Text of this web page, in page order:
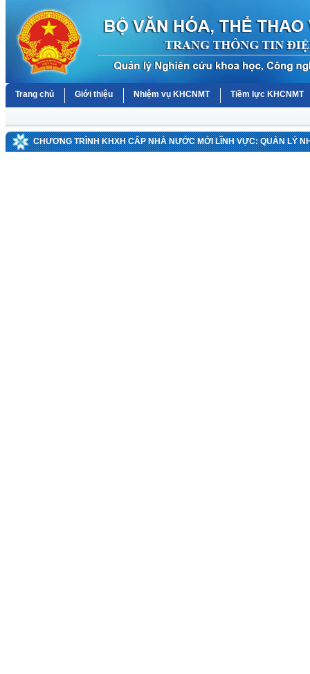
Trang chủ Giới thiệu Nhiệm vụ KHCNMT Tiềm lực KHCNMT
CHƯƠNG TRÌNH KHXH CẤP NHÀ NƯỚC MỚI LĨNH VỰC: QUẢN LÝ